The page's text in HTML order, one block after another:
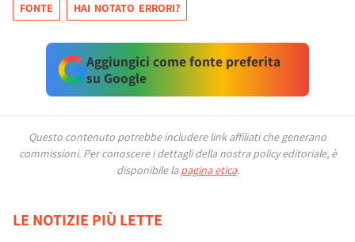
FONTE HAI NOTATO ERRORI?
Aggiungici come fonte preferita
su Google
Questo contenuto potrebbe includere link affiliati che generano
commissioni. Per conoscere i dettagli della nostra policy editoriale, è
disponibile la pagina etica.
LE NOTIZIE PIÙ LETTE